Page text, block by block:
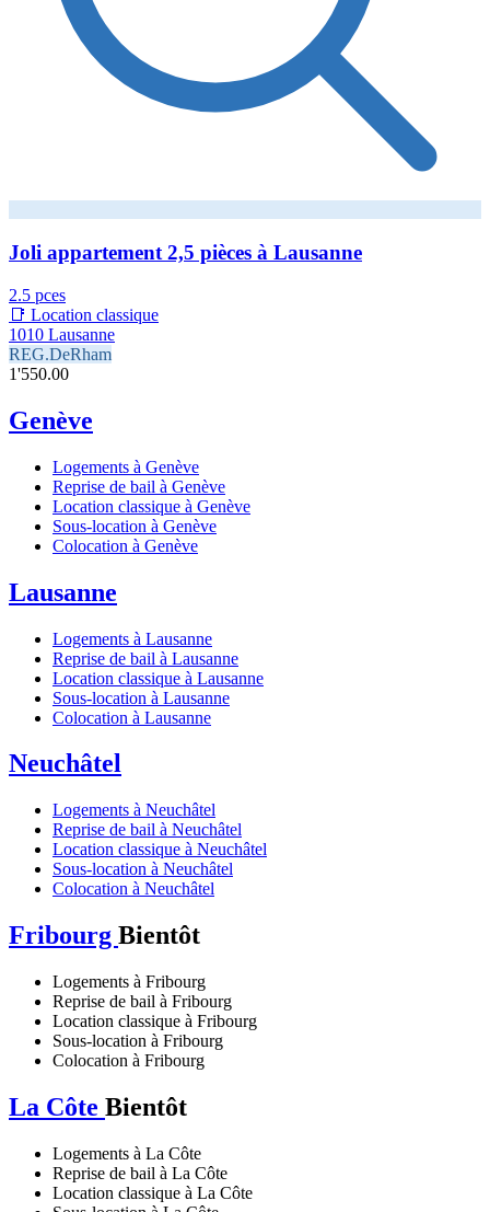
Joli appartement 2,5 pièces à Lausanne
2.5 pces
📑 Location classique
1010 Lausanne
REG.DeRham
1'550.00
Genève
Logements à Genève
Reprise de bail à Genève
Location classique à Genève
Sous-location à Genève
Colocation à Genève
Lausanne
Logements à Lausanne
Reprise de bail à Lausanne
Location classique à Lausanne
Sous-location à Lausanne
Colocation à Lausanne
Neuchâtel
Logements à Neuchâtel
Reprise de bail à Neuchâtel
Location classique à Neuchâtel
Sous-location à Neuchâtel
Colocation à Neuchâtel
Fribourg Bientôt
Logements à Fribourg
Reprise de bail à Fribourg
Location classique à Fribourg
Sous-location à Fribourg
Colocation à Fribourg
La Côte Bientôt
Logements à La Côte
Reprise de bail à La Côte
Location classique à La Côte